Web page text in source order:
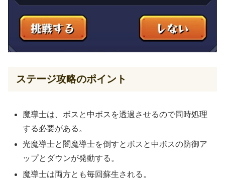
ステージ攻略のポイント
魔導士は、ボスと中ボスを透過させるので同時処理
する必要がある。
光魔導士と闇魔導士を倒すとボスと中ボスの防御ア
ップとダウンが発動する。
魔導士は両方とも毎回蘇生される。